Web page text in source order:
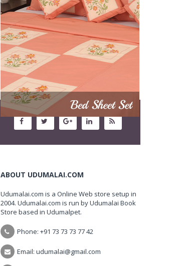
ABOUT UDUMALAI.COM
Udumalai.com is a Online Web store setup in
2004. Udumalai.com is run by Udumalai Book
Store based in Udumalpet.
Phone: +91 73 73 73 77 42
Email: udumalai@gmail.com